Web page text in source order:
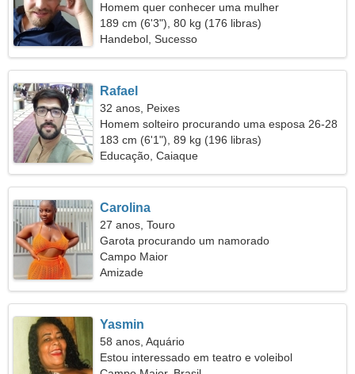
Homem quer conhecer uma mulher
189 cm (6'3"), 80 kg (176 libras)
Handebol, Sucesso
Rafael
32 anos, Peixes
Homem solteiro procurando uma esposa 26-28
183 cm (6'1"), 89 kg (196 libras)
Educação, Caiaque
Carolina
27 anos, Touro
Garota procurando um namorado
Campo Maior
Amizade
Yasmin
58 anos, Aquário
Estou interessado em teatro e voleibol